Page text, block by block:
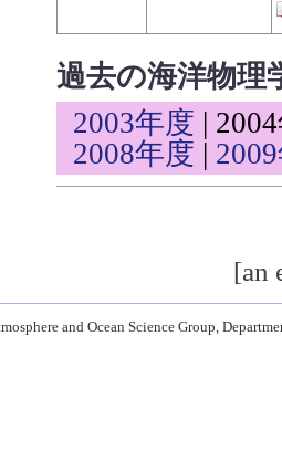
過去の海洋物理
2003年度 |
2008年度 |
[an
and Ocean Science Group,